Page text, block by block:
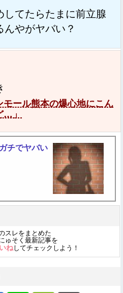
してたらたまに前立腺
やがヤバい？
モール熊本の爆心地にこん
…」
チでヤバい
スレをまとめた
ゅそく最新記事を
ねしてチェックしよう！